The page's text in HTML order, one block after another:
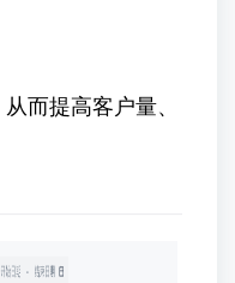
而提高客户量、